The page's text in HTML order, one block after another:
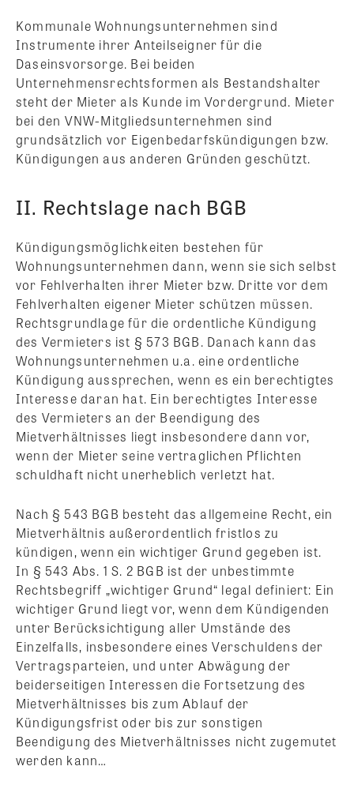
Kommunale Wohnungsunternehmen sind
Instrumente ihrer Anteilseigner für die
Daseinsvorsorge. Bei beiden
Unternehmensrechtsformen als Bestandshalter
steht der Mieter als Kunde im Vordergrund. Mieter
bei den VNW-Mitgliedsunternehmen sind
grundsätzlich vor Eigenbedarfskündigungen bzw.
Kündigungen aus anderen Gründen geschützt.
II. Rechtslage nach BGB
Kündigungsmöglichkeiten bestehen für
Wohnungsunternehmen dann, wenn sie sich selbst
vor Fehlverhalten ihrer Mieter bzw. Dritte vor dem
Fehlverhalten eigener Mieter schützen müssen.
Rechtsgrundlage für die ordentliche Kündigung
des Vermieters ist § 573 BGB. Danach kann das
Wohnungsunternehmen u.a. eine ordentliche
Kündigung aussprechen, wenn es ein berechtigtes
Interesse daran hat. Ein berechtigtes Interesse
des Vermieters an der Beendigung des
Mietverhältnisses liegt insbesondere dann vor,
wenn der Mieter seine vertraglichen Pflichten
schuldhaft nicht unerheblich verletzt hat.
Nach § 543 BGB besteht das allgemeine Recht, ein
Mietverhältnis außerordentlich fristlos zu
kündigen, wenn ein wichtiger Grund gegeben ist.
In § 543 Abs. 1 S. 2 BGB ist der unbestimmte
Rechtsbegriff „wichtiger Grund“ legal definiert: Ein
wichtiger Grund liegt vor, wenn dem Kündigenden
unter Berücksichtigung aller Umstände des
Einzelfalls, insbesondere eines Verschuldens der
Vertragsparteien, und unter Abwägung der
beiderseitigen Interessen die Fortsetzung des
Mietverhältnisses bis zum Ablauf der
Kündigungsfrist oder bis zur sonstigen
Beendigung des Mietverhältnisses nicht zugemutet
werden kann…